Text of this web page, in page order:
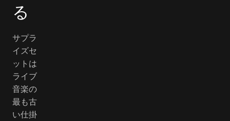
る
サプラ
イズセ
ットは
ライブ
音楽の
最も古
い仕掛